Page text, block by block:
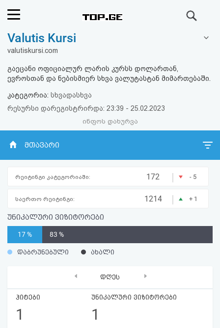
რეიტინგი
კითხვა-
პასუხი
რეგისტრაცია
აღდგენა
HTML
სალიცენზიო
შეთანხმება
Valutis Kursi
valutiskursi.com
გაეცანი ოფიციალურ ლარის კურსს დოლართან,
ევროსთან და ნებისმიერ სხვა ვალუტასტან მიმართებაში.
კატეგორია: სხვადასხვა
რესურსი დარეგისტრირდა: 23:39 - 25.02.2023
ინფოს დახურვა
მთავარი
რეიტინგი კატეგორიაში: 172 | - 5
საერთო რეიტინგი: 1214 | + 1
უნიკალური ვიზიტორები
17 % 83 %
დაბრუნებული ახალი
დღეს
ჰიტები
1
უნიკალური ვიზიტორები
1
‹ ›